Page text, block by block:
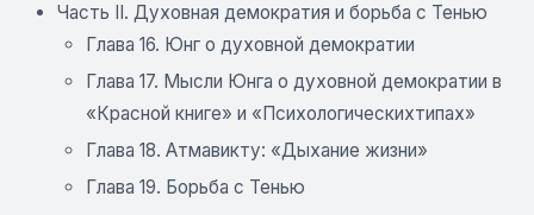
Часть II. Духовная демократия и борьба с Тенью
Глава 16. Юнг о духовной демократии
Глава 17. Мысли Юнга о духовной демократии в
«Красной книге» и «Психологическихтипах»
Глава 18. Атмавикту: «Дыхание жизни»
Глава 19. Борьба с Тенью